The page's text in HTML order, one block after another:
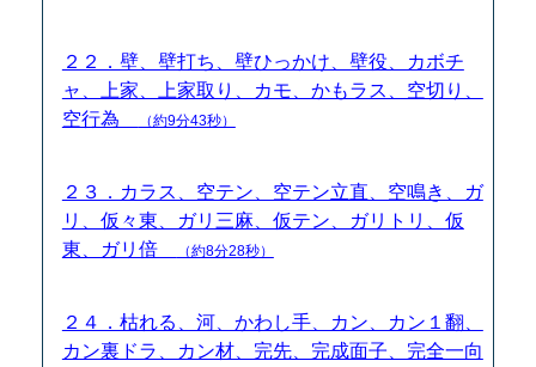
２２．壁、壁打ち、壁ひっかけ、壁役、カボチ
ャ、上家、上家取り、カモ、かもラス、空切り、
空行為
（約9分43秒）
２３．カラス、空テン、空テン立直、空鳴き、ガ
リ、仮々東、ガリ三麻、仮テン、ガリトリ、仮
東、ガリ倍
（約8分28秒）
２４．枯れる、河、かわし手、カン、カン１翻、
カン裏ドラ、カン材、完先、完成面子、完全一向